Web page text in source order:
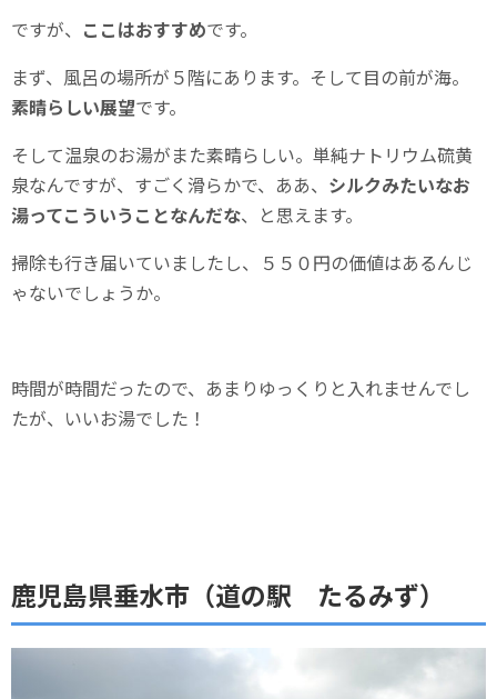
ですが、 ここはおすすめです。
まず、風呂の場所が５階にあります。そして目の前が海。
素晴らしい展望です。
そして温泉のお湯がまた素晴らしい。単純ナトリウム硫黄
泉なんですが、すごく滑らかで、ああ、 シルクみたいなお
湯ってこういうことなんだな、と思えます。
掃除も行き届いていましたし、５５０円の価値はあるんじ
ゃないでしょうか。
時間が時間だったので、あまりゆっくりと入れませんでし
たが、いいお湯でした！
鹿児島県垂水市（道の駅 たるみず）